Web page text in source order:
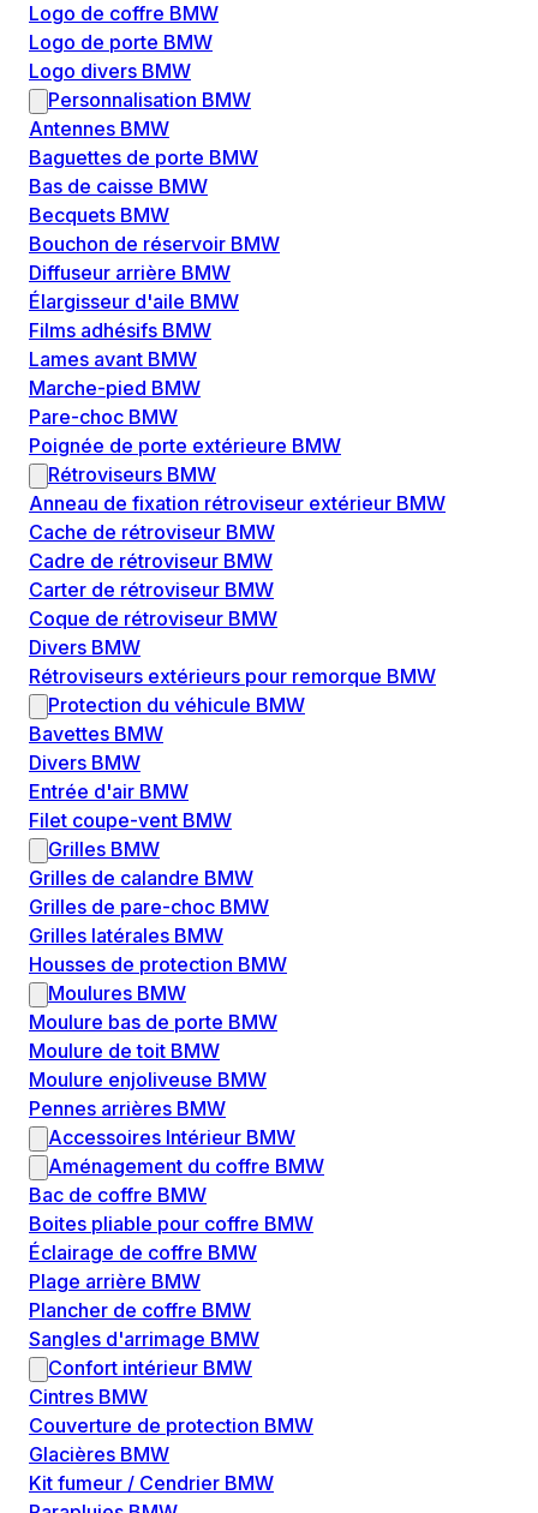
Logo de coffre BMW
Logo de porte BMW
Logo divers BMW
Personnalisation BMW
Antennes BMW
Baguettes de porte BMW
Bas de caisse BMW
Becquets BMW
Bouchon de réservoir BMW
Diffuseur arrière BMW
Élargisseur d'aile BMW
Films adhésifs BMW
Lames avant BMW
Marche-pied BMW
Pare-choc BMW
Poignée de porte extérieure BMW
Rétroviseurs BMW
Anneau de fixation rétroviseur extérieur BMW
Cache de rétroviseur BMW
Cadre de rétroviseur BMW
Carter de rétroviseur BMW
Coque de rétroviseur BMW
Divers BMW
Rétroviseurs extérieurs pour remorque BMW
Protection du véhicule BMW
Bavettes BMW
Divers BMW
Entrée d'air BMW
Filet coupe-vent BMW
Grilles BMW
Grilles de calandre BMW
Grilles de pare-choc BMW
Grilles latérales BMW
Housses de protection BMW
Moulures BMW
Moulure bas de porte BMW
Moulure de toit BMW
Moulure enjoliveuse BMW
Pennes arrières BMW
Accessoires Intérieur BMW
Aménagement du coffre BMW
Bac de coffre BMW
Boites pliable pour coffre BMW
Éclairage de coffre BMW
Plage arrière BMW
Plancher de coffre BMW
Sangles d'arrimage BMW
Confort intérieur BMW
Cintres BMW
Couverture de protection BMW
Glacières BMW
Kit fumeur / Cendrier BMW